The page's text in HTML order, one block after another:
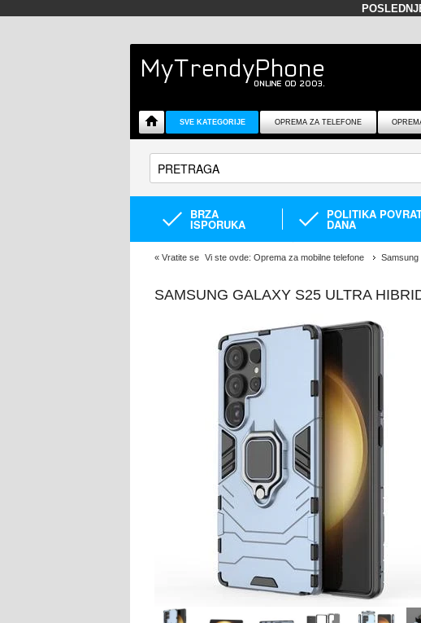
SVE KATEGORIJE OPREMA ZA TELEFONE
BRZA
ISPORUKA
POLITIKA
DANA
« Vratite se Vi ste ovde: Oprema za mobilne telefone Samsung
SAMSUNG GALAXY S25 ULTRA